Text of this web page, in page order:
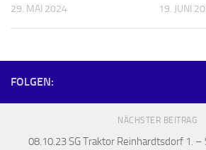
29. MAI 2024 19. JUNI
FOLGEN:
NÄCHSTER BEITRAG
08.10.23 SG Traktor Reinhardtsdorf 1. –